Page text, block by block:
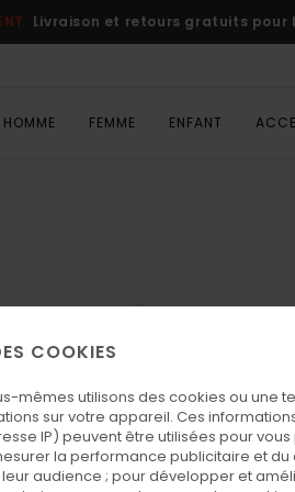
Livraison et retours gratuits pour
HOMME FEMME ENFANT
COOKIES
mêmes utilisons des cookies ou une
sur votre appareil. Ces
IP) peuvent être utilisées pour
la performance publicitaire et
audience ; pour développer et